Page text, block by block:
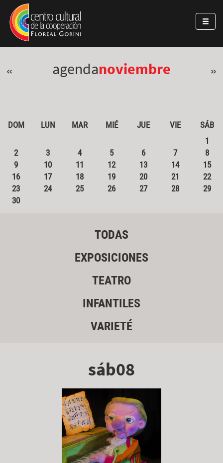
Pasar al contenido principal
Jump to main content
« agendanoviembre »
DOM LUN MAR MIÉ JUE VIE
SÁB
1
2
3 4 5 6 7
8
9
10 11 12 13 14
15
16
17 18 19 20 21
22
23
24 25 26 27 28
29
30
TODAS
EXPOSICIONES
TEATRO
INFANTILES
VARIETÉ
sáb08